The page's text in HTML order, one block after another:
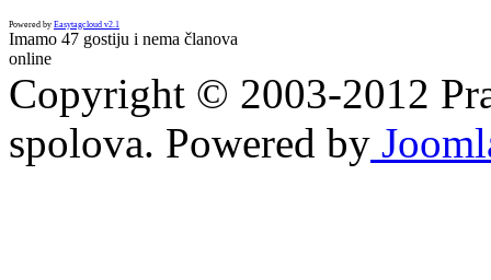
Powered by Easytagcloud v2.1
Imamo 47 gostiju i nema članova
online
Copyright © 2003-2012
spolova. Powered by